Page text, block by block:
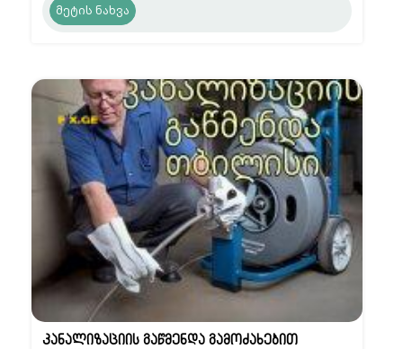
მეტის ნახვა
კანალიზაციის გაწმენდა გამოძახებით